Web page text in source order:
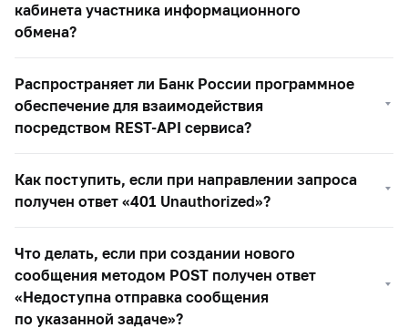
кабинета участника информационного
обмена?
Распространяет ли Банк России программное
обеспечение для взаимодействия
посредством REST-API сервиса?
Как поступить, если при направлении запроса
получен ответ «401 Unauthorized»?
Что делать, если при создании нового
сообщения методом POST получен ответ
«Недоступна отправка сообщения
по указанной задаче»?